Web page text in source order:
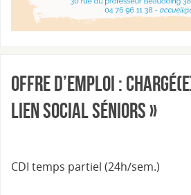
Offre d’emploi :
Lien social séniors »
CDI temps partiel (24h/sem.)